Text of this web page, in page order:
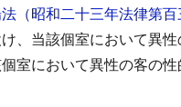
（昭和二十三年法律第
、当該個室において異
室において異性の客の